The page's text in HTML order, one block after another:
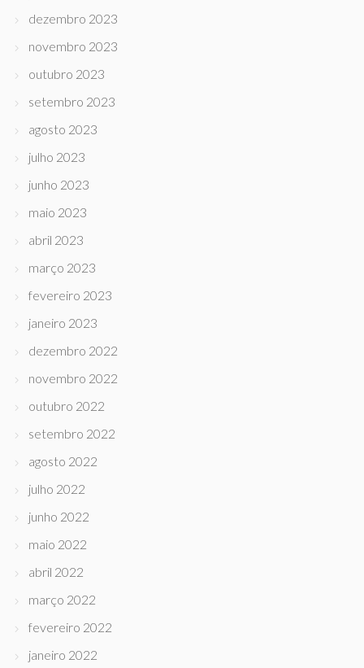
dezembro 2023
novembro 2023
outubro 2023
setembro 2023
agosto 2023
julho 2023
junho 2023
maio 2023
abril 2023
março 2023
fevereiro 2023
janeiro 2023
dezembro 2022
novembro 2022
outubro 2022
setembro 2022
agosto 2022
julho 2022
junho 2022
maio 2022
abril 2022
março 2022
fevereiro 2022
janeiro 2022